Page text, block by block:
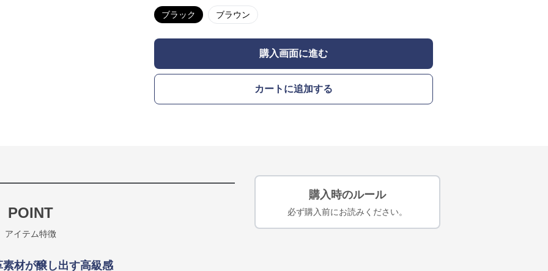
ブラック ブラウン
購入画面に進む
カートに追加する
POINT
アイテム特徴
材が醸し出す高級感
購入時のルール
必ず購入前にお読みください。